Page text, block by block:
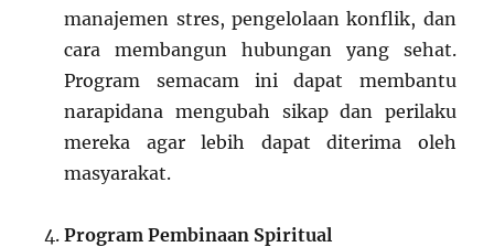
manajemen stres, pengelolaan konflik, dan
cara membangun hubungan yang sehat.
Program semacam ini dapat membantu
narapidana mengubah sikap dan perilaku
mereka agar lebih dapat diterima oleh
masyarakat.
Program Pembinaan Spiritual